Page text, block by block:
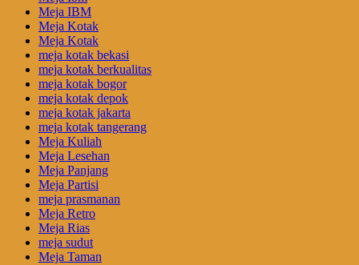
Meja IBM
Meja Kotak
Meja Kotak
meja kotak bekasi
meja kotak berkualitas
meja kotak bogor
meja kotak depok
meja kotak jakarta
meja kotak tangerang
Meja Kuliah
Meja Lesehan
Meja Panjang
Meja Partisi
meja prasmanan
Meja Retro
Meja Rias
meja sudut
Meja Taman